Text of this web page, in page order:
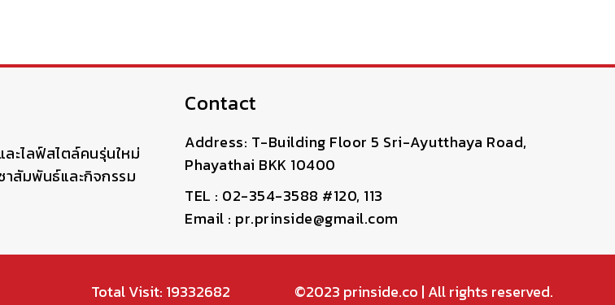
ะไลฟ์สไตล์คนรุ่นใหม่
าสัมพันธ์และกิจกรรม
Contact
Address: T-Building Floor 5 Sri-Ayutthaya Road,
Phayathai BKK 10400
TEL : 02-354-3588 #120, 113
Email : pr.prinside@gmail.com
Total Visit: 19332682 ©2023 prinside.co | All rights reserved.